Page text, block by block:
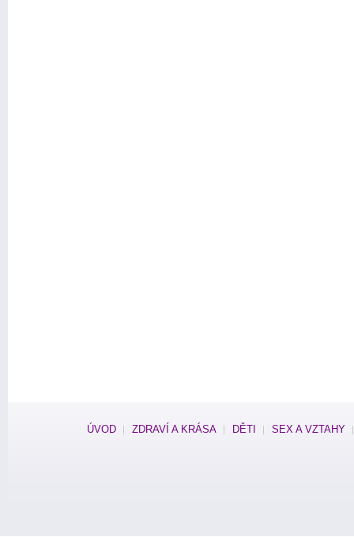
ÚVOD ZDRAVÍ A KRÁSA DĚTI SEX A VZTAHY